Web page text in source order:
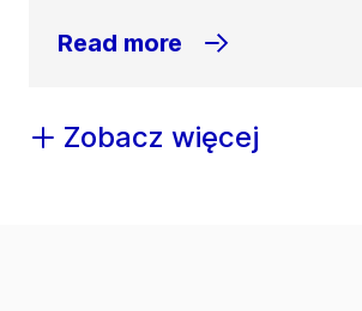
Read more
Zobacz więcej